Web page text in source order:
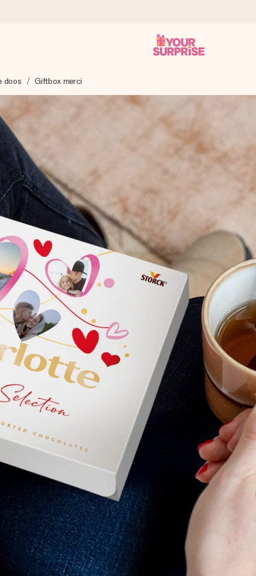
razendsnel onderweg is - zodat jij kunt geven op precies het
ons met een 4,7 op Google Reviews
naam, jullie foto of een boodschap die raakt. Zonder gedoe,
doos Giftbox merci